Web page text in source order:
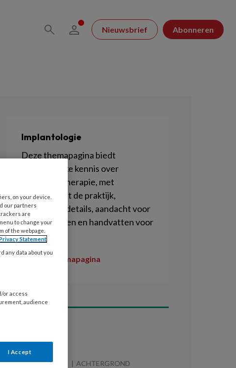
Nieuwsbrief Abonneren
Implantologie
Deze themapagina biedt
noodzakelijke kennis over
implantaattherapie, met
casuïstiek uit de praktijk,
technische details, aandacht voor
risicofactoren en handvatten voor
succes.
Naar de themapagina
Lees ook
7 AUGUSTUS 2026 ACHTERGROND
on your device.
our partners
are
to change your
of the webpage.
Statement
any data about you
or access
audience
I Accept